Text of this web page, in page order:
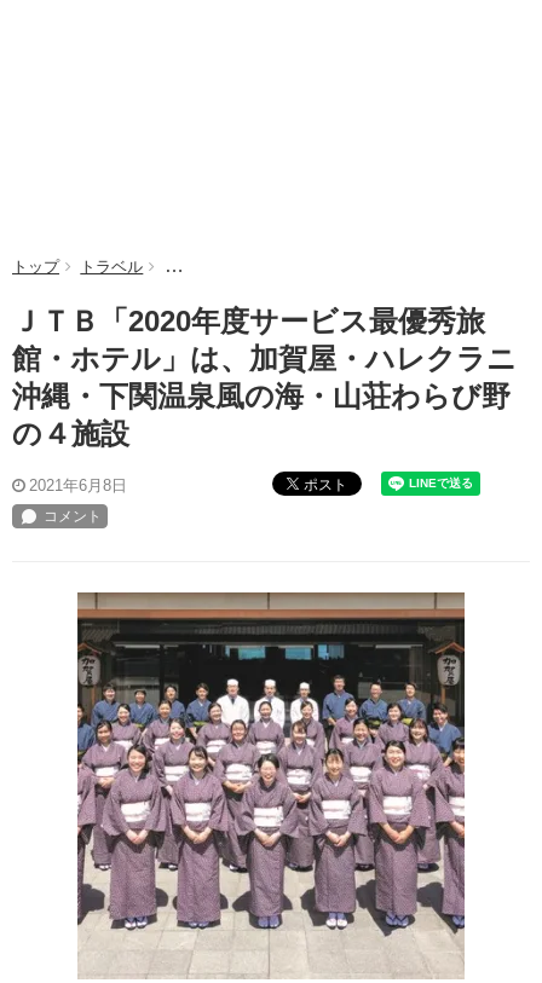
トップ トラベル ＪＴＢ「2020年度サービス最優秀旅館・ホテル」
ＪＴＢ「2020年度サービス最優秀旅
館・ホテル」は、加賀屋・ハレクラニ
沖縄・下関温泉風の海・山荘わらび野
の４施設
2021年6月8日 ポスト